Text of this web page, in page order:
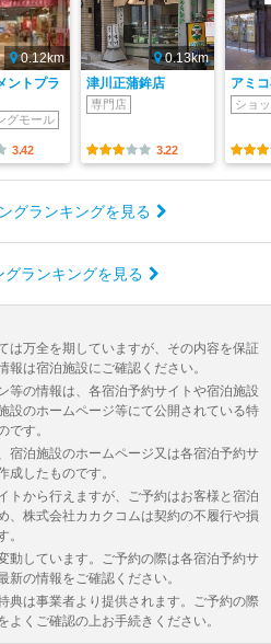
0.12km
ントプラ
グモール
3.42
0.13km
津川正蒲鉾店
専門店
3.22
アミ
ショ
グランキングを見る
ランキングを見る
は万全を期していますが、その内容を保証
は宿泊施設にご確認ください。
等の情報は、各宿泊予約サイトや宿泊施設
設のホームページ等にて公開されている特
です。
宿泊施設のホームページ又は各宿泊予約サ
成したものです。
トから行えますが、ご予約はお客様と宿泊
、株式会社カカクコムは契約の不履行や損
。
動しています。ご予約の際は各宿泊予約サ
の情報をご確認ください。
典は事業者より提供されます。ご予約の際
くご確認の上お手続きください。